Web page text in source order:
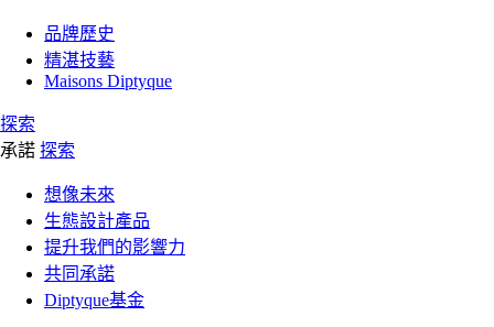
品牌歷史
精湛技藝
Maisons Diptyque
探索
承諾 探索
想像未來
生態設計產品
提升我們的影響力
共同承諾
Diptyque基金